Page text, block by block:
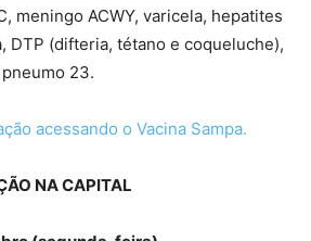
meningo ACWY, varicela, hepatites
DTP (difteria, tétano e coqueluche),
23.
acessando o Vacina Sampa.
NA CAPITAL